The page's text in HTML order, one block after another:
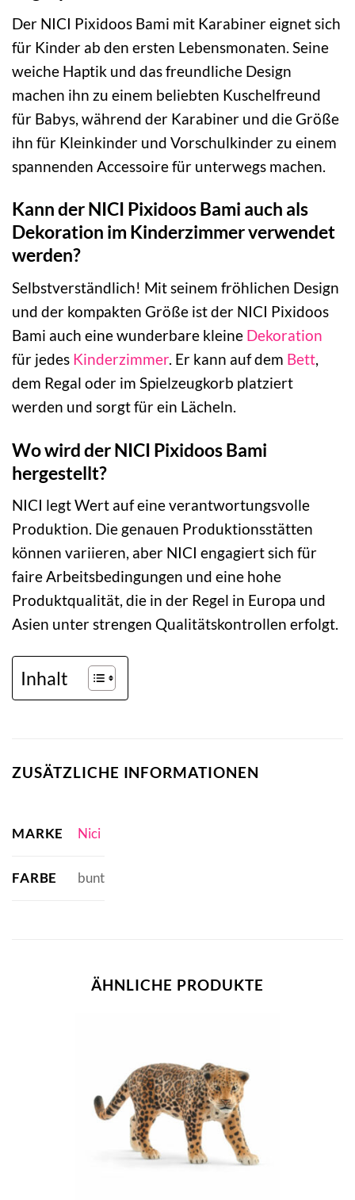
Der NICI Pixidoos Bami mit Karabiner eignet sich
für Kinder ab den ersten Lebensmonaten. Seine
weiche Haptik und das freundliche Design
machen ihn zu einem beliebten Kuschelfreund
für Babys, während der Karabiner und die Größe
ihn für Kleinkinder und Vorschulkinder zu einem
spannenden Accessoire für unterwegs machen.
Kann der NICI Pixidoos Bami auch als
Dekoration im Kinderzimmer verwendet
werden?
Selbstverständlich! Mit seinem fröhlichen Design
und der kompakten Größe ist der NICI Pixidoos
Bami auch eine wunderbare kleine Dekoration
für jedes Kinderzimmer. Er kann auf dem Bett,
dem Regal oder im Spielzeugkorb platziert
werden und sorgt für ein Lächeln.
Wo wird der NICI Pixidoos Bami
hergestellt?
NICI legt Wert auf eine verantwortungsvolle
Produktion. Die genauen Produktionsstätten
können variieren, aber NICI engagiert sich für
faire Arbeitsbedingungen und eine hohe
Produktqualität, die in der Regel in Europa und
Asien unter strengen Qualitätskontrollen erfolgt.
Inhalt
ZUSÄTZLICHE INFORMATIONEN
MARKE Nici
FARBE bunt
ÄHNLICHE PRODUKTE